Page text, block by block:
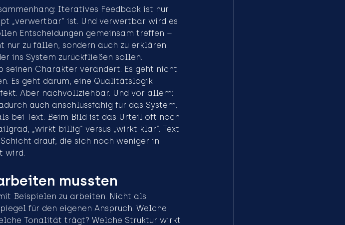
Iteratives Feedback ist nur
„verwertbar“ ist. Und verwertbar wird es
Entscheidungen gemeinsam treffen –
nur zu fällen, sondern auch zu erklären.
ins System zurückfließen sollen.
seinen Charakter verändert. Es geht nicht
Es geht darum, eine Qualitätslogik
Aber nachvollziehbar. Und vor allem:
auch anschlussfähig für das System.
bei Text. Beim Bild ist das Urteil oft noch
„wirkt billig“ versus „wirkt klar“. Text
drauf, die sich noch weniger in
wird.
mussten
Beispielen zu arbeiten. Nicht als
für den eigenen Anspruch. Welche
Tonalität trägt? Welche Struktur wirkt